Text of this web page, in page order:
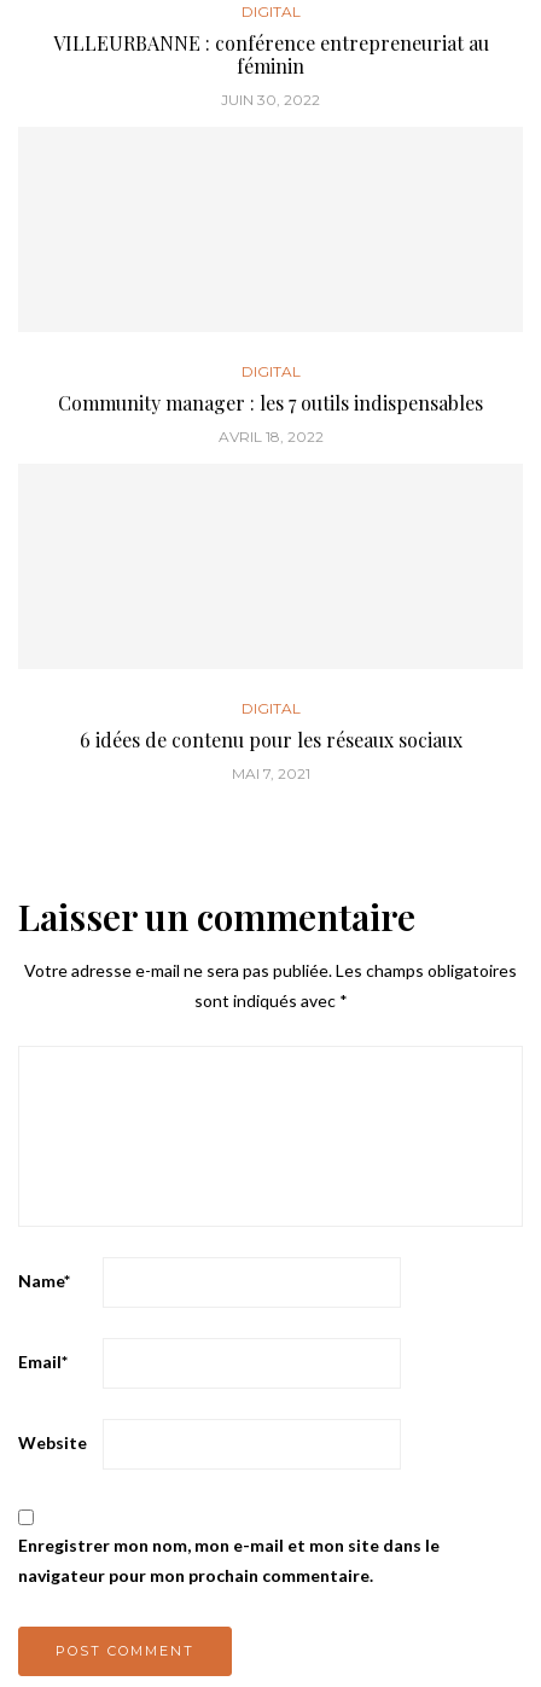
DIGITAL
VILLEURBANNE : conférence entrepreneuriat au
féminin
JUIN 30, 2022
DIGITAL
Community manager : les 7 outils indispensables
AVRIL 18, 2022
DIGITAL
6 idées de contenu pour les réseaux sociaux
MAI 7, 2021
Laisser un commentaire
Votre adresse e-mail ne sera pas publiée.Les champs obligatoires
sont indiqués avec *
Name*
Email*
Website
Enregistrer mon nom, mon e-mail et mon site dans le
navigateur pour mon prochain commentaire.